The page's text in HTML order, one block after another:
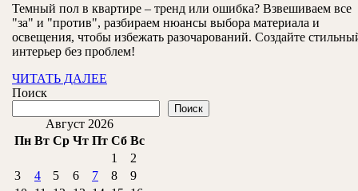
за
2024
Темный пол в квартире – тренд или ошибка? Взвешиваем все
"за" и "против", разбираем нюансы выбора материала и
освещения, чтобы избежать разочарований. Создайте
интерьер без проблем!
ЧИТАТЬ ДАЛЕЕ
Поиск
Поиск
Август 2026
Пн Вт Ср Чт Пт Сб Вс
1
2
3
4 5 6 7 8
9